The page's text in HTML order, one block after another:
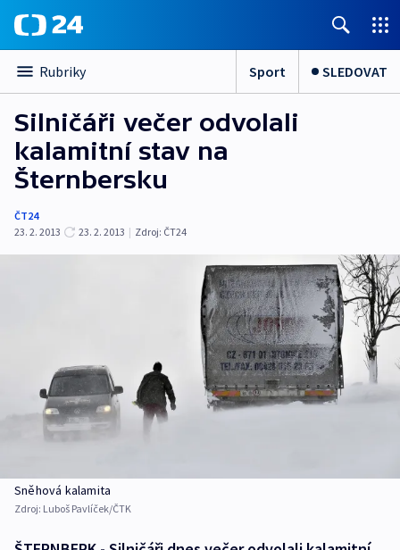
Rubriky Sport SLEDOVAT
Silničáři večer odvolali
kalamitní stav na
Šternbersku
ČT24
23. 2. 2013
23. 2. 2013 | Zdroj: ČT24
Sněhová kalamita
Zdroj: Luboš Pavlíček/ČTK